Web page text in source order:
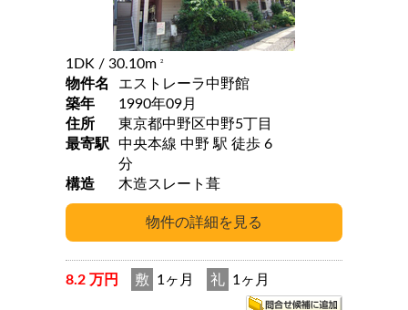
1DK / 30.10m 2
物件名
エストレーラ中野館
築年
1990年09月
住所
東京都中野区中野5丁目
最寄駅
中央本線 中野 駅 徒歩 6
分
構造
木造スレート葺
8.2 万円 敷 1ヶ月 礼 1ヶ月